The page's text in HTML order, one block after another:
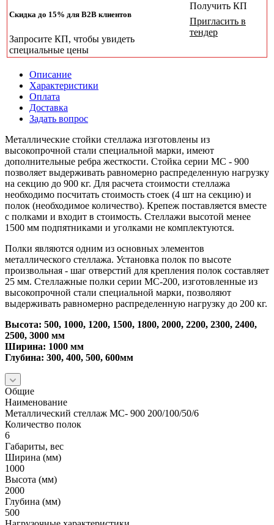
Скидка до 15% для B2B клиентов
Запросите КП, чтобы увидеть
специальные цены
Получить КП
Пригласить в
тендер
Описание
Характеристики
Оплата
Доставка
Задать вопрос
Металлические стойки стеллажа изготовлены из
высокопрочной стали специальной марки, имеют
дополнительные ребра жесткости. Стойка серии МС - 900
позволяет выдерживать равномерно распределенную нагрузку
на секцию до 900 кг. Для расчета стоимости стеллажа
необходимо посчитать стоимость стоек (4 шт на секцию) и
полок (необходимое количество). Крепеж поставляется вместе
с полками и входит в стоимость. Стеллажи высотой менее
1500 мм подпятниками и уголками не комплектуются.
Полки являются одним из основных элементов
металлического стеллажа. Установка полок по высоте
произвольная - шаг отверстий для крепления полок составляет
25 мм. Стеллажные полки серии МС-200, изготовленные из
высокопрочной стали специальной марки, позволяют
выдерживать равномерно распределенную нагрузку до 200 кг.
Высота: 500, 1000, 1200, 1500, 1800, 2000, 2200, 2300, 2400,
2500, 3000 мм
Ширина: 1000 мм
Глубина: 300, 400, 500, 600мм
Общие
Наименование
Металлический стеллаж МС- 900 200/100/50/6
Количество полок
6
Габариты, вес
Ширина (мм)
1000
Высота (мм)
2000
Глубина (мм)
500